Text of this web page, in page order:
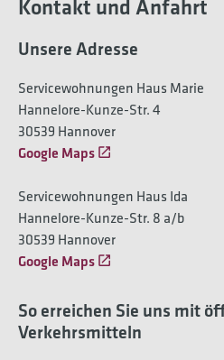
Kontakt und Anfahrt
Unsere Adresse
Servicewohnungen Haus Marie
Hannelore-Kunze-Str. 4
30539 Hannover
Google Maps
Servicewohnungen Haus Ida
Hannelore-Kunze-Str. 8 a/b
30539 Hannover
Google Maps
So erreichen Sie uns mit
Verkehrsmitteln